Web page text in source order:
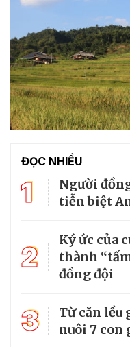
ĐỌC NHIỀU
1
Người
tiễn biệt
2
Ký ức của
thành
đồng đội
3
Từ căn lều
nuôi 7 con